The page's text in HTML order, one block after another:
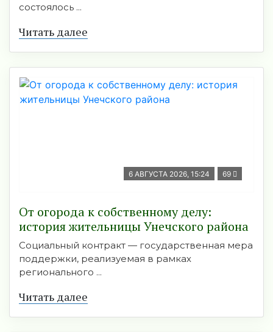
состоялось ...
Читать далее
6 АВГУСТА 2026, 15:24 69
От огорода к собственному делу:
история жительницы Унечского района
Социальный контракт — государственная мера
поддержки, реализуемая в рамках
регионального ...
Читать далее